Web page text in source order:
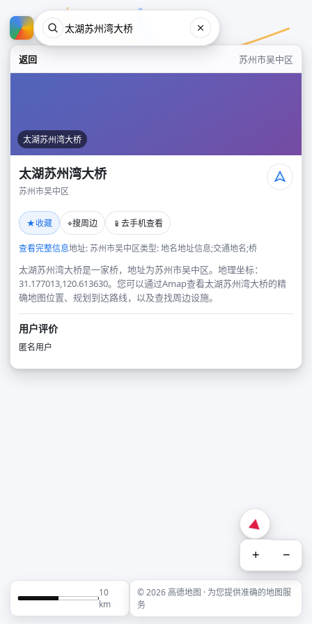
返回 苏州市吴中区
太湖苏州湾大桥
太湖苏州湾大桥
苏州市吴中区
★收藏 ⌖搜周边 📱 去手机查看
查看完整信息地址: 苏州市吴中区类型: 地名地址信息;交通地名;桥
太湖苏州湾大桥是一家桥，地址为苏州市吴中区。地理坐标：
31.177013,120.613630。您可以通过Amap查看太湖苏州湾大桥的精
确地图位置、规划到达路线，以及查找周边设施。
用户评价
匿名用户
+ −
10
km
© 2026 高德地图 · 为您提供准确的地图服
务